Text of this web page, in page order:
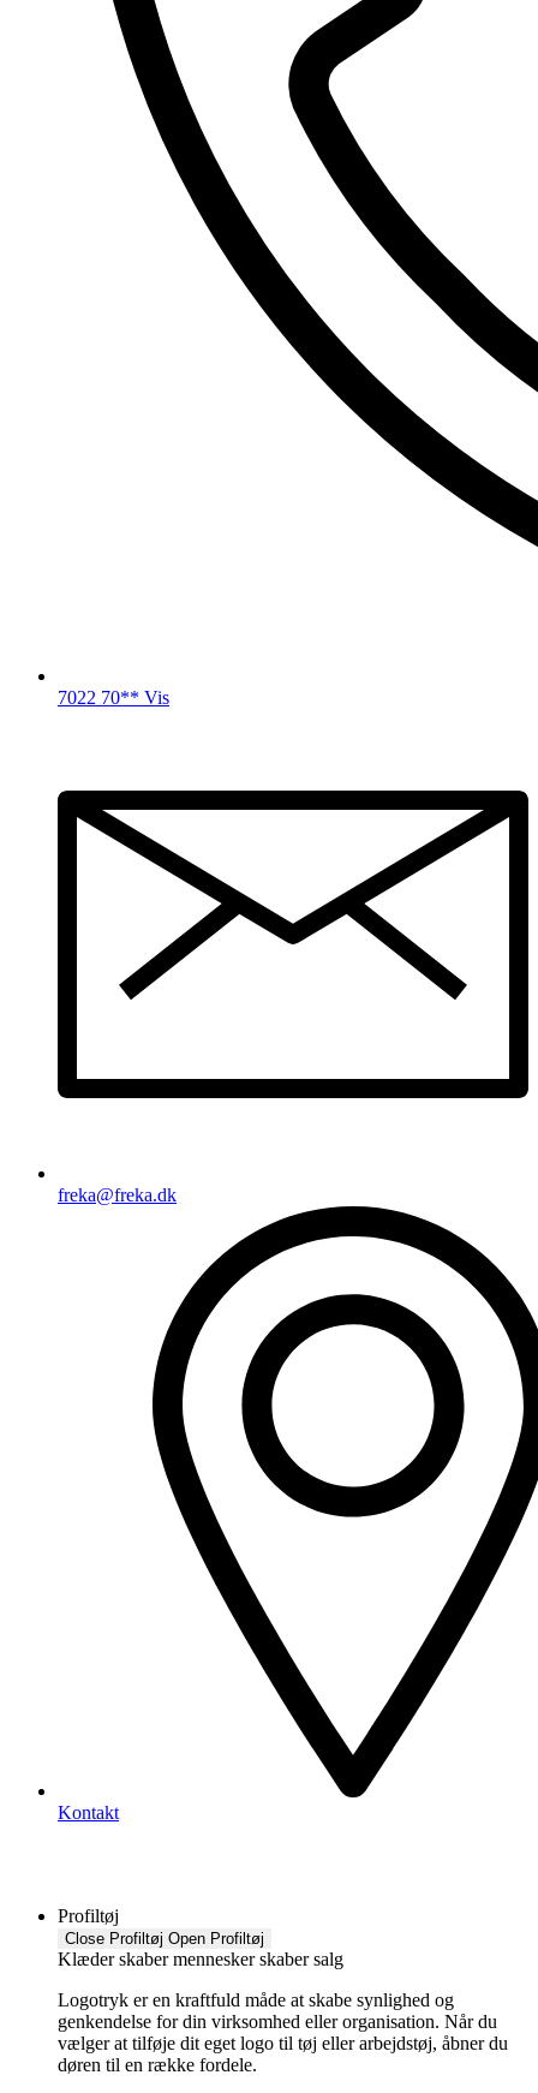
7022 70** Vis
freka@freka.dk
Kontakt
Profiltøj
Close Profiltøj Open Profiltøj
Klæder skaber mennesker skaber salg
Logotryk er en kraftfuld måde at skabe synlighed og
genkendelse for din virksomhed eller organisation. Når du
vælger at tilføje dit eget logo til tøj eller arbejdstøj, åbner du
døren til en række fordele.